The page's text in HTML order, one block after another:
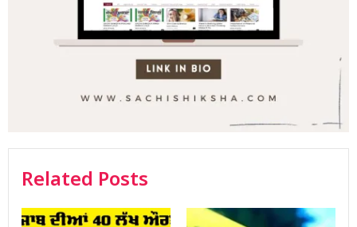
Related Posts